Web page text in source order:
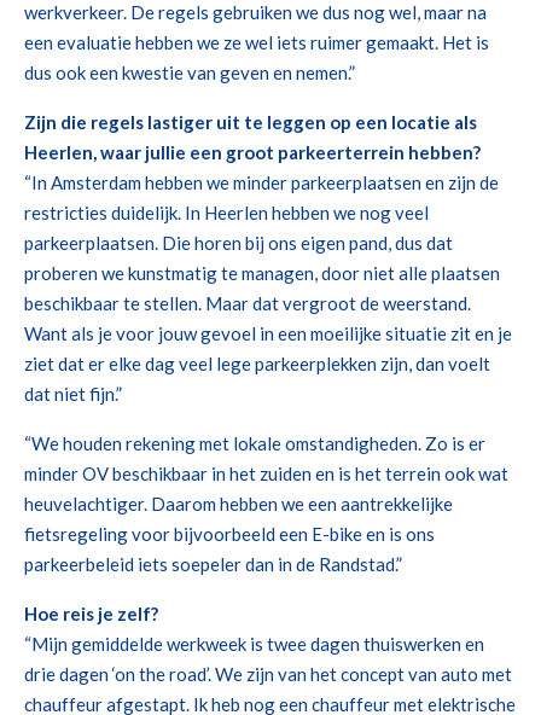
werkverkeer. De regels gebruiken we dus nog wel, maar na
een evaluatie hebben we ze wel iets ruimer gemaakt. Het is
dus ook een kwestie van geven en nemen.”
Zijn die regels lastiger uit te leggen op een locatie als
Heerlen, waar jullie een groot parkeerterrein hebben?
“In Amsterdam hebben we minder parkeerplaatsen en zijn de
restricties duidelijk. In Heerlen hebben we nog veel
parkeerplaatsen. Die horen bij ons eigen pand, dus dat
proberen we kunstmatig te managen, door niet alle plaatsen
beschikbaar te stellen. Maar dat vergroot de weerstand.
Want als je voor jouw gevoel in een moeilijke situatie zit en je
ziet dat er elke dag veel lege parkeerplekken zijn, dan voelt
dat niet fijn.”
“We houden rekening met lokale omstandigheden. Zo is er
minder OV beschikbaar in het zuiden en is het terrein ook wat
heuvelachtiger. Daarom hebben we een aantrekkelijke
fietsregeling voor bijvoorbeeld een E-bike en is ons
parkeerbeleid iets soepeler dan in de Randstad.”
Hoe reis je zelf?
“Mijn gemiddelde werkweek is twee dagen thuiswerken en
drie dagen ‘on the road’. We zijn van het concept van auto met
chauffeur afgestapt. Ik heb nog een chauffeur met elektrische